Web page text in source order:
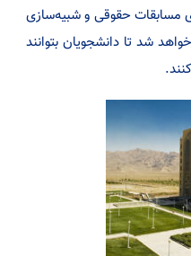
مسابقات حقوقی و شبیه‌سازی
شد تا دانشجویان بتوانند